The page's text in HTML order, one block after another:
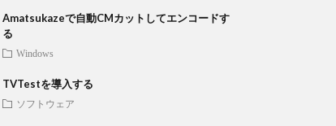
Amatsukazeで自動CMカットしてエンコードす
る
Windows
TVTestを導入する
ソフトウェア